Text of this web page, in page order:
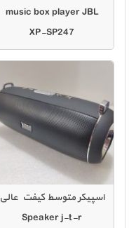
music box player JBL
XP-SP247
اسپیکر متوسط کیفت عالی
Speaker j-t-r